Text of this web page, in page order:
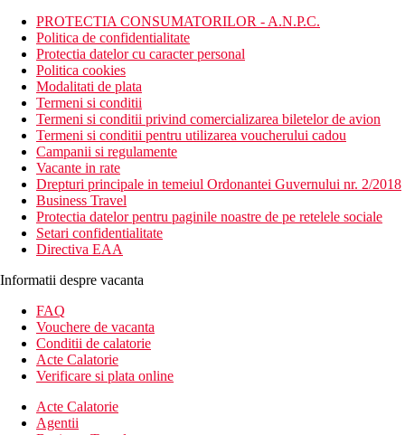
PROTECTIA CONSUMATORILOR - A.N.P.C.
Politica de confidentialitate
Protectia datelor cu caracter personal
Politica cookies
Modalitati de plata
Termeni si conditii
Termeni si conditii privind comercializarea biletelor de avion
Termeni si conditii pentru utilizarea voucherului cadou
Campanii si regulamente
Vacante in rate
Drepturi principale in temeiul Ordonantei Guvernului nr. 2/2018
Business Travel
Protectia datelor pentru paginile noastre de pe retelele sociale
Setari confidentialitate
Directiva EAA
Informatii despre vacanta
FAQ
Vouchere de vacanta
Conditii de calatorie
Acte Calatorie
Verificare si plata online
Acte Calatorie
Agentii